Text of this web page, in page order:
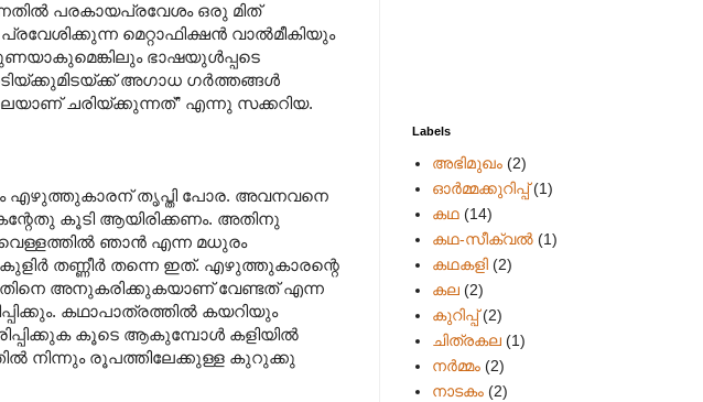
പരകായപ്രവേശം ഒരു മിത്
മെറ്റാഫിക്ഷൻ വാൽമീകിയും
ഭാഷയുൾപ്പടെ
അഗാധ ഗർത്തങ്ങൾ
ചരിയ്ക്കുന്നത്” എന്നു സക്കറിയ.
എഴുത്തുകാരന് തൃപ്തി പോര. അവനവനെ
കൂടി ആയിരിക്കണം. അതിനു
ഞാൻ എന്ന മധുരം
തണ്ണീർ തന്നെ ഇത്. എഴുത്തുകാരന്റെ
അനുകരിക്കുകയാണ് വേണ്ടത് എന്ന
കഥാപാ‍ത്രത്തിൽ കയറിയും
കൂടെ ആകുമ്പോൾ കളിയിൽ
നിന്നും രൂപത്തിലേക്കുള്ള കുറുക്കു
Labels
അഭിമുഖം (2)
ഓർമ്മക്കുറിപ്പ് (1)
കഥ (14)
കഥ-സീക്വല്‍ (1)
കഥകളി (2)
കല (2)
കുറിപ്പ് (2)
ചിത്രകല (1)
നർമ്മം (2)
നാടകം (2)